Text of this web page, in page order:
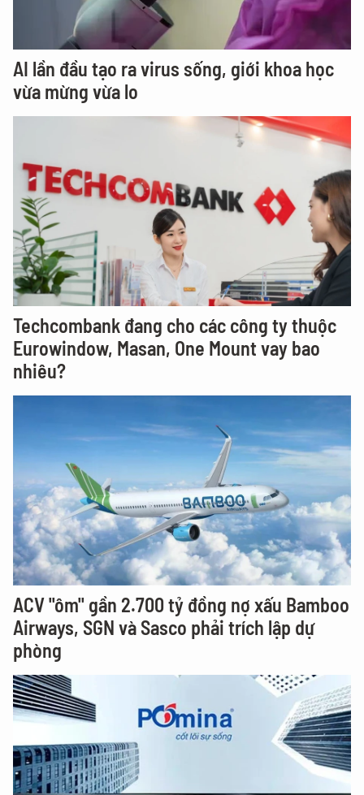
AI lần đầu tạo ra virus sống, giới khoa học
vừa mừng vừa lo
Techcombank đang cho các công ty thuộc
Eurowindow, Masan, One Mount vay bao
nhiêu?
ACV "ôm" gần 2.700 tỷ đồng nợ xấu Bamboo
Airways, SGN và Sasco phải trích lập dự
phòng